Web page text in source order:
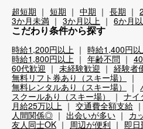
超短期 短期 中期 長期
3か月未満
3か月以上 6か月
こだわり条件から探す
時給1,200円以上 時給1,400円
時給1,800円以上
年齢不問
60代歓迎
未経験歓迎 経験者
無料リフト券あり（スキー場）
無料レンタルあり（スキー場）
スクールあり（スキー場）
ナイ
月給25万以上
交通費全額支給
人間関係◎
出会いが多い カ
友人同士OK
周辺が便利
即日